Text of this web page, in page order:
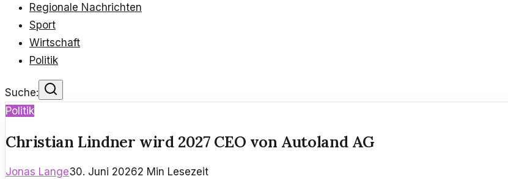
Regionale Nachrichten
Sport
Wirtschaft
Politik
Suche:
Politik
Christian Lindner wird 2027 CEO von Autoland AG
Jonas Lange30. Juni 20262 Min Lesezeit